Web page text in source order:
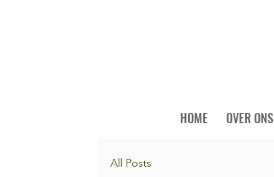
HOME OVER ONS
All Posts